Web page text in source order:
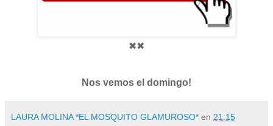
✖✖
Nos vemos el domingo!
LAURA MOLINA *EL MOSQUITO GLAMUROSO* en 21:15